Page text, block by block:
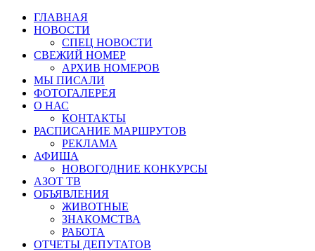
ГЛАВНАЯ
НОВОСТИ
СПЕЦ НОВОСТИ
СВЕЖИЙ НОМЕР
АРХИВ НОМЕРОВ
МЫ ПИСАЛИ
ФОТОГАЛЕРЕЯ
О НАС
КОНТАКТЫ
РАСПИСАНИЕ МАРШРУТОВ
РЕКЛАМА
АФИША
НОВОГОДНИЕ КОНКУРСЫ
АЗОТ ТВ
ОБЪЯВЛЕНИЯ
ЖИВОТНЫЕ
ЗНАКОМСТВА
РАБОТА
ОТЧЕТЫ ДЕПУТАТОВ